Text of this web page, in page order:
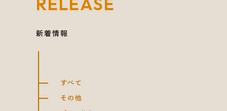
新着情報
すべて
その他